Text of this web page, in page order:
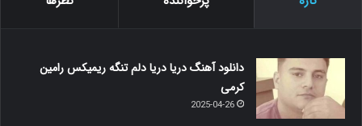
دانلود آهنگ دریا دریا دلم تنگه ریمیکس رامین
کرمی
2025-04-26